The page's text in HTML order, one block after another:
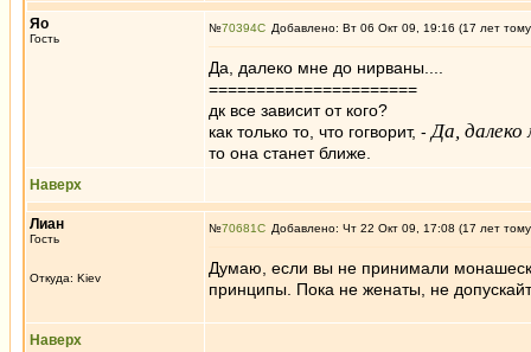
Яо
Гость
№70394 Добавлено: Вт 06 Окт 09, 19:16 (17 лет
Да, далеко мне до нирваны....
======================
дк все зависит от кого?
как только то, что гогворит, - Да, далеко
то она станет ближе.
Наверх
Лиан
Гость
Откуда: Kiev
№70681 Добавлено: Чт 22 Окт 09, 17:08 (17 лет
Думаю, если вы не принимали
принципы. Пока не женаты, не
Наверх